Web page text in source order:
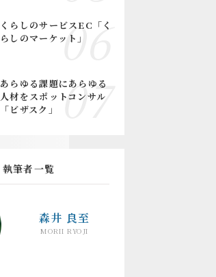
くらしのサービスEC「く
らしのマーケット」
あらゆる課題にあらゆる
人材をスポットコンサル
「ビザスク」
執筆者一覧
森井 良至
MORII RYOJI